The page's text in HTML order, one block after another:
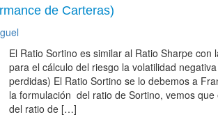
de Carteras)
El Ratio Sortino es similar al Ratio Sharpe con
para el cálculo del riesgo la volatilidad
perdidas) El Ratio Sortino se lo debemos a
la formulación del ratio de Sortino, vemos
del ratio de […]